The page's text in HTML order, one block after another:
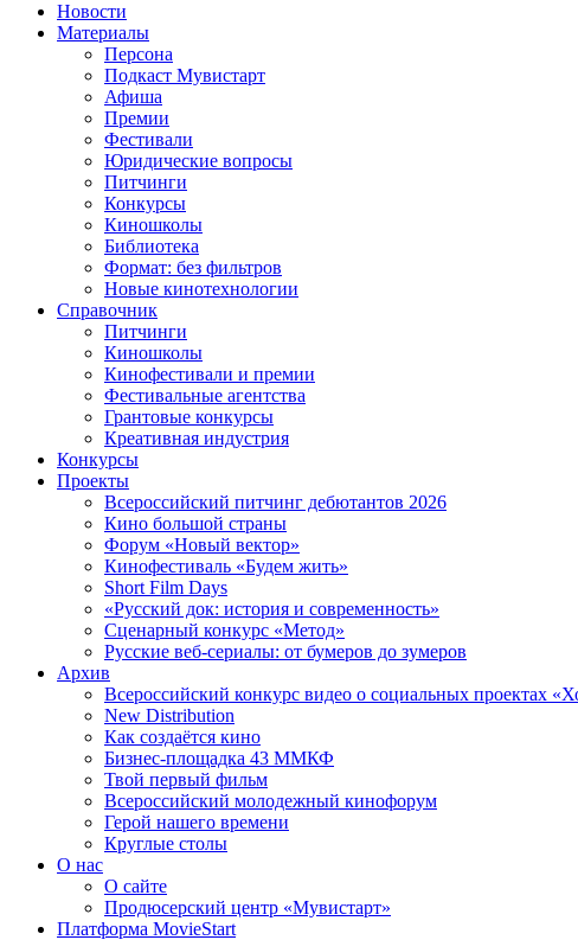
Новости
Материалы
Персона
Подкаст Мувистарт
Афиша
Премии
Фестивали
Юридические вопросы
Питчинги
Конкурсы
Киношколы
Библиотека
Формат: без фильтров
Новые кинотехнологии
Справочник
Питчинги
Киношколы
Кинофестивали и премии
Фестивальные агентства
Грантовые конкурсы
Креативная индустрия
Конкурсы
Проекты
Всероссийский питчинг дебютантов 2026
Кино большой страны
Форум «Новый вектор»
Кинофестиваль «Будем жить»
Short Film Days
«Русский док: история и современность»
Сценарный конкурс «Метод»
Русские веб-сериалы: от бумеров до зумеров
Архив
Всероссийский конкурс видео о социальных проектах
New Distribution
Как создаётся кино
Бизнес-площадка 43 ММКФ
Твой первый фильм
Всероссийский молодежный кинофорум
Герой нашего времени
Круглые столы
О нас
О сайте
Продюсерский центр «Мувистарт»
Платформа MovieStart